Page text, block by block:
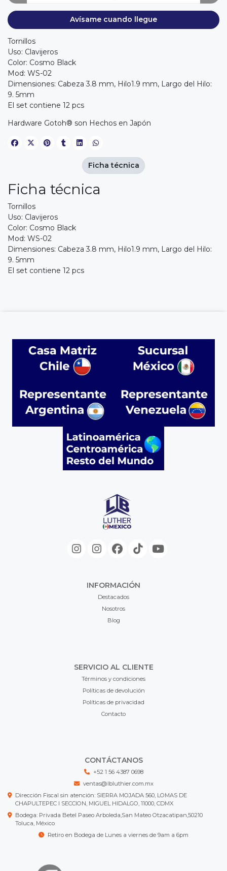
Avísame cuando llegue
Tornillos
Uso: Clavijeros
Color: Cosmo Black
Mod: WS-02
Dimensiones: Cabeza 3.8 mm, Hilo1.9 mm, Largo del Hilo:
9. 5mm
El set contiene 12 pcs
Hardware Gotoh® son Hechos en Japón
Ficha técnica
Tornillos
Uso: Clavijeros
Color: Cosmo Black
Mod: WS-02
Dimensiones: Cabeza 3.8 mm, Hilo1.9 mm, Largo del Hilo:
9. 5mm
El set contiene 12 pcs
Ficha técnica
INFORMACIÓN
Destacados
Nosotros
Blog
SERVICIO AL CLIENTE
Términos y condiciones
Políticas de devolución
Políticas de privacidad
Contacto
CONTÁCTANOS
+52 1 56 4387 0698
ventas@lbluthier.com.mx
Dirección Fiscal sin atención: SIERRA MOJADA 560, LOMAS DE
CHAPULTEPEC I SECCION, MIGUEL HIDALGO, 11000, CDMX
Bodega: Privada Betel Paseo Arboleda,San Mateo Otzacatipan,50210
Toluca, México
Retiro en Bodega de Lunes a viernes de 9am a 6pm